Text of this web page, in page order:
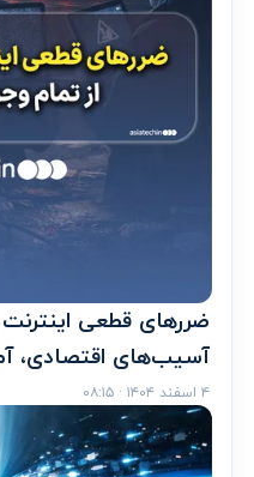
ضررهای قطعی
آسیب‌های اقتصادی،
۴ اسفند ۱۴۰۴ · ۰۸:۱۵